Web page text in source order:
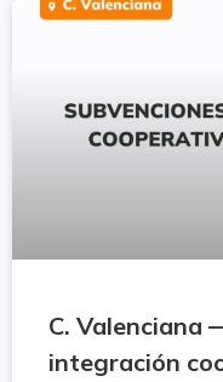
C. Valenciana
integración